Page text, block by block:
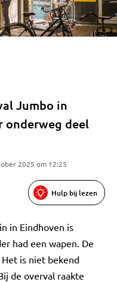
Jumbo in
onderweg deel
2025 om 12:25
Hulp bij lezen
in Eindhoven is
had een wapen. De
is niet bekend
de overval raakte